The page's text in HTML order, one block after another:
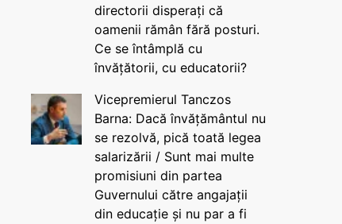
directorii disperați că
oamenii rămân fără posturi.
Ce se întâmplă cu
învățătorii, cu educatorii?
Vicepremierul Tanczos
Barna: Dacă învățământul nu
se rezolvă, pică toată legea
salarizării / Sunt mai multe
promisiuni din partea
Guvernului către angajații
din educație și nu par a fi